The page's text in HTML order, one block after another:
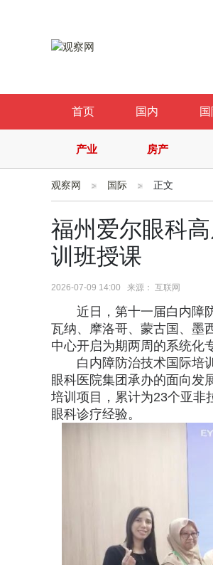
首页 国内
产业 房产
观察网 国际 正文
福州爱尔眼科
训班授课
2026-07-09 14:00 来源： 互联网
近日，第十一届白内障
瓦纳、摩洛哥、蒙古国、墨
中心开启为期两周的系统化
白内障防治技术国际培
眼科医院集团承办的面向发
培训项目，累计为23个亚非
眼科诊疗经验。